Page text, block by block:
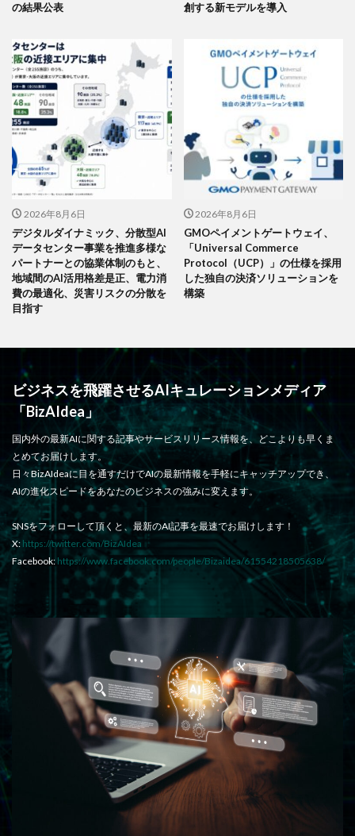
の結果公表
創する新モデルを導入
2026年8月6日
デジタルダイナミック、分散型AI
データセンター事業を推進多様な
パートナーとの協業体制のもと、
地域間のAI活用格差是正、電力消
費の最適化、災害リスクの分散を
目指す
2026年8月6日
GMOペイメントゲートウェイ、
「Universal Commerce
Protocol（UCP）」の仕様を採用
した独自の決済ソリューションを
構築
ビジネスを飛躍させるAIキュレーションメディア
「BizAIdea」
国内外の最新AIに関する記事やサービスリリース情報を、どこよりも早くま
とめてお届けします。
日々BizAIdeaに目を通すだけでAIの最新情報を手軽にキャッチアップでき、
AIの進化スピードをあなたのビジネスの強みに変えます。
SNSをフォローして頂くと、最新のAI記事を最速でお届けします！
X: https://twitter.com/BizAIdea
Facebook: https://www.facebook.com/people/Bizaidea/61554218505638/